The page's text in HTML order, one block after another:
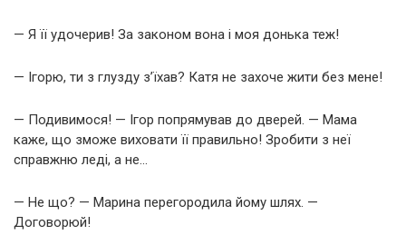
— Я її удочерив! За законом вона і моя донька теж!
— Ігорю, ти з глузду з’їхав? Катя не захоче жити без мене!
— Подивимося! — Ігор попрямував до дверей. — Мама
каже, що зможе виховати її правильно! Зробити з неї
справжню леді, а не…
— Не що? — Марина перегородила йому шлях. —
Договорюй!